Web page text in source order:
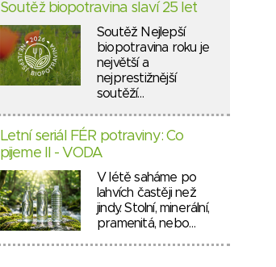
Soutěž biopotravina slaví 25 let
Soutěž Nejlepší
biopotravina roku je
největší a
nejprestižnější
soutěží…
Letní seriál FÉR potraviny: Co
pijeme II - VODA
V létě saháme po
lahvích častěji než
jindy. Stolní, minerální,
pramenitá, nebo…